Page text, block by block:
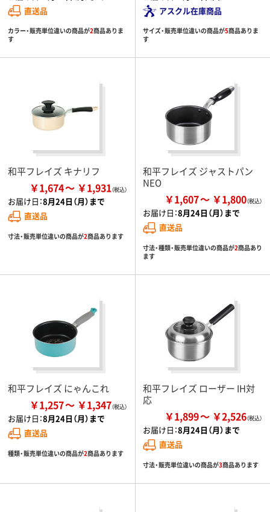
直送品
カラー・販売単位違いの商品が2商品ありま
す
アスクル在庫商品
サイズ・販売単位違いの商品が5商品ありま
す
和平フレイズ キナリフ
￥1,674 ￥1,931
お届け日：8月24日（月）まで
直送品
寸法・販売単位違いの商品が2商品あります
和平フレイズ ジャストパン
NEO
￥1,607 ￥1,800
お届け日：8月24日（月）まで
直送品
寸法・種類・販売単位違いの商品が2商品あり
ます
和平フレイズ にゃんこれ
￥1,257 ￥1,347
お届け日：8月24日（月）まで
直送品
種類・販売単位違いの商品が2商品あります
和平フレイズ ローザー IH対
応
￥1,899 ￥2,526
お届け日：8月24日（月）まで
直送品
寸法・販売単位違いの商品が3商品あります